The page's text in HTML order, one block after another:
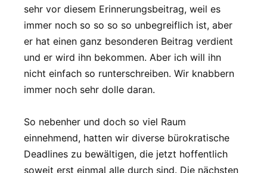
sehr vor diesem Erinnerungsbeitrag, weil es
immer noch so so so so unbegreiflich ist, aber
er hat einen ganz besonderen Beitrag verdient
und er wird ihn bekommen. Aber ich will ihn
nicht einfach so runterschreiben. Wir knabbern
immer noch sehr dolle daran.
So nebenher und doch so viel Raum
einnehmend, hatten wir diverse bürokratische
Deadlines zu bewältigen, die jetzt hoffentlich
soweit erst einmal alle durch sind. Die nächsten